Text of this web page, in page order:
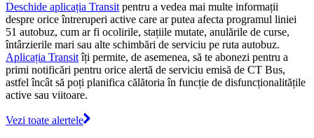
Deschide aplicația Transit pentru a vedea mai multe informații
despre orice întreruperi active care ar putea afecta programul liniei
51 autobuz, cum ar fi ocolirile, stațiile mutate, anulările de curse,
întârzierile mari sau alte schimbări de serviciu pe ruta autobuz.
Aplicația Transitîți permite, de asemenea, să te abonezi pentru a
primi notificări pentru orice alertă de serviciu emisă de CT Bus,
astfel încât să poți planifica călătoria în funcție de disfuncționalitățile
active sau viitoare.
Vezi toate alertele